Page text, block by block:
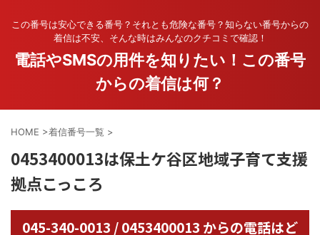
この番号は安心できる番号？それとも危険な番号？知らない番号からの
着信は不安、そんな時はみんなのクチコミで確認！
電話やSMSの用件を知りたい！この番号
からの着信は何？
HOME >着信番号一覧 >
0453400013は保土ケ谷区地域子育て支援
拠点こっころ
045-340-0013 / 0453400013 からの電話はど